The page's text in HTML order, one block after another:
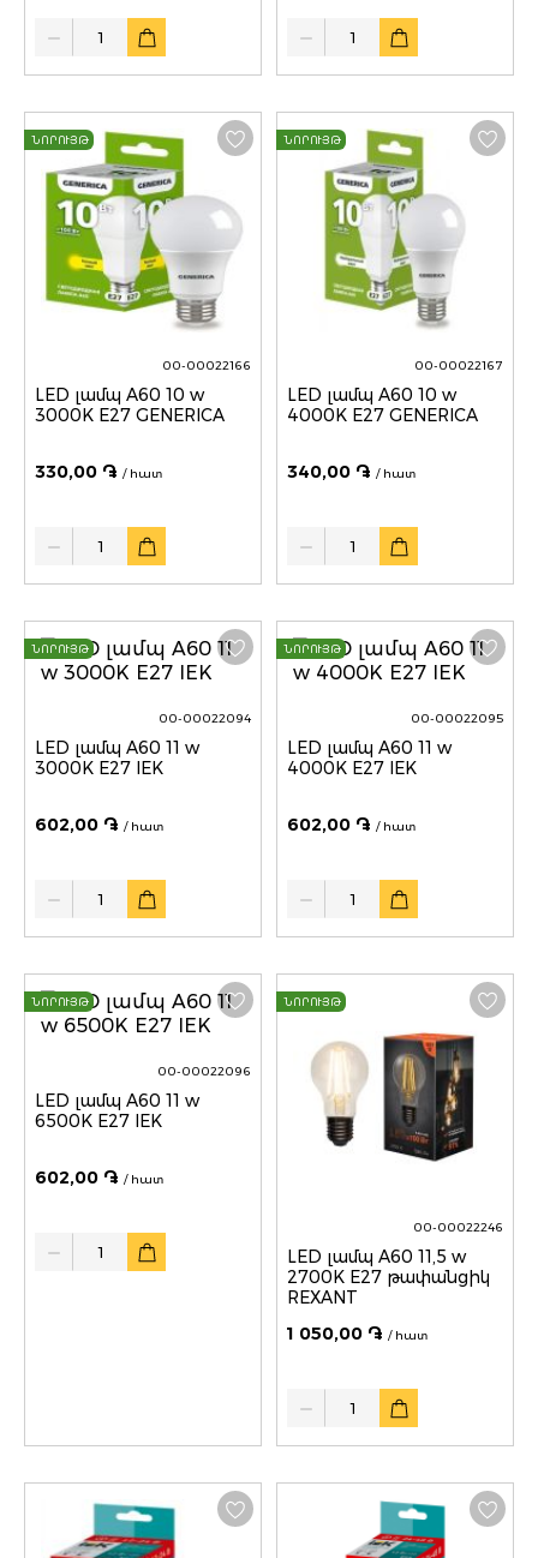
Quantity Quantity
ՆՈՐՈՒՅԹ
00-00022166
LED լամպ A60 10 w
3000K E27 GENERICA
330,00 ֏ / հատ
Quantity
ՆՈՐՈՒՅԹ
00-00022167
LED լամպ A60 10 w
4000K E27 GENERICA
340,00 ֏ / հատ
Quantity
ՆՈՐՈՒՅԹ
00-00022094
LED լամպ A60 11 w
3000K E27 IEK
602,00 ֏ / հատ
Quantity
ՆՈՐՈՒՅԹ
00-00022095
LED լամպ A60 11 w
4000K E27 IEK
602,00 ֏ / հատ
Quantity
ՆՈՐՈՒՅԹ
00-00022096
LED լամպ A60 11 w
6500K E27 IEK
602,00 ֏ / հատ
Quantity
ՆՈՐՈՒՅԹ
00-00022246
LED լամպ A60 11,5 w
2700K E27 թափանցիկ
REXANT
1 050,00 ֏ / հատ
Quantity